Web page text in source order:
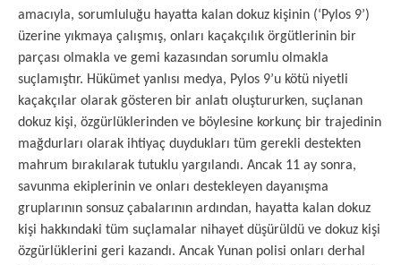
amacıyla, sorumluluğu hayatta kalan dokuz kişinin (‘Pylos 9’)
üzerine yıkmaya çalışmış, onları kaçakçılık örgütlerinin bir
parçası olmakla ve gemi kazasından sorumlu olmakla
suçlamıştır. Hükümet yanlısı medya, Pylos 9’u kötü niyetli
kaçakçılar olarak gösteren bir anlatı oluştururken, suçlanan
dokuz kişi, özgürlüklerinden ve böylesine korkunç bir trajedinin
mağdurları olarak ihtiyaç duydukları tüm gerekli destekten
mahrum bırakılarak tutuklu yargılandı. Ancak 11 ay sonra,
savunma ekiplerinin ve onları destekleyen dayanışma
gruplarının sonsuz çabalarının ardından, hayatta kalan dokuz
kişi hakkındaki tüm suçlamalar nihayet düşürüldü ve dokuz kişi
özgürlüklerini geri kazandı. Ancak Yunan polisi onları derhal